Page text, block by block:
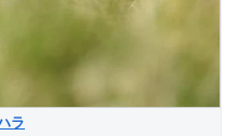
ラ